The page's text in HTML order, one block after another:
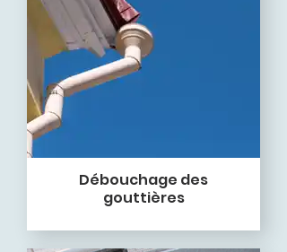
Débouchage des
gouttières